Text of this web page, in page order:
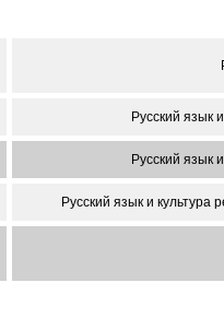
Русский язык
Русский язык
Русский язык и культура